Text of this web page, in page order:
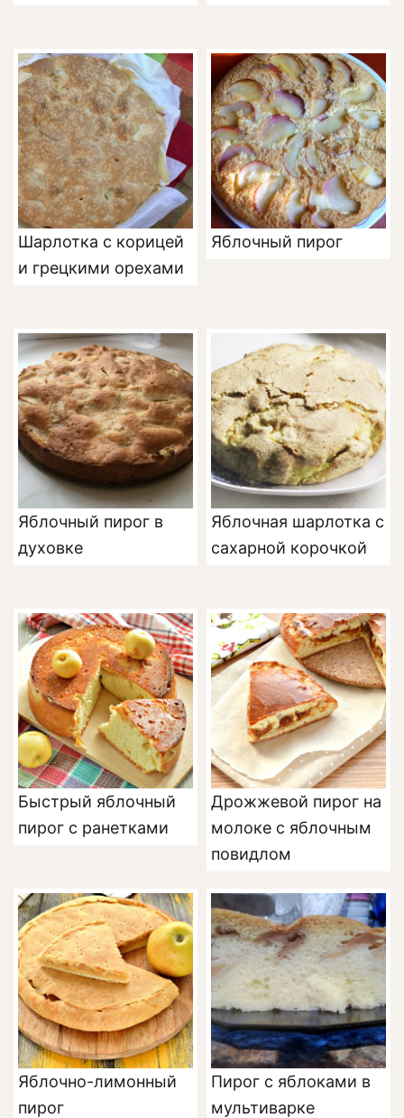
Шарлотка с корицей
и грецкими орехами
Яблочный пирог
Яблочный пирог в
духовке
Яблочная шарлотка с
сахарной корочкой
Быстрый яблочный
пирог с ранетками
Дрожжевой пирог на
молоке с яблочным
повидлом
Яблочно-лимонный
пирог
Пирог с яблоками в
мультиварке